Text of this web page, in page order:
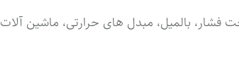
بالمیل، مبدل های حرارتی، ماشین آلات